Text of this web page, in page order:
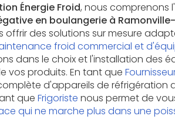
Énergie Froid, nous comprenons
en boulangerie à
offrir des solutions sur mesure
froid commercial et
dans le choix et l'installation des
vos produits. En tant que
d'appareils de
que Frigoriste nous permet de
qui ne marche plus dans une